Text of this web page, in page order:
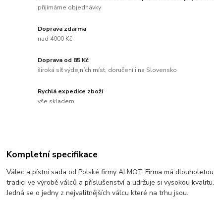
přijímáme objednávky
Doprava zdarma
nad 4000 Kč
Doprava od 85 Kč
široká síť výdejních míst, doručení i na Slovensko
Rychlá expedice zboží
vše skladem
Kompletní specifikace
Válec a pístní sada od Polské firmy ALMOT. Firma má dlouholetou
tradici ve výrobě válců a příslušenství a udržuje si vysokou kvalitu.
Jedná se o jedny z nejvalitnějších válcu které na trhu jsou.